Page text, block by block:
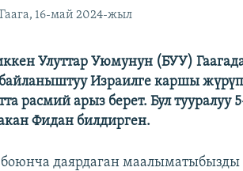
16-май 2024-жыл
Улуттар Уюмунун (БУУ)
Израилге каршы
расмий арыз берет. Бул
Фидан билдирген.
даярдаган